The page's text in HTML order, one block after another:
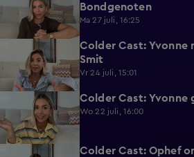
Bondgenoten
Ma 27 juli, 16:25
Colder Cast: Yvonne
Smit
Vr 24 juli, 15:01
Colder Cast: Yvonne
Wo 22 juli, 16:00
Colder Cast: Ophef